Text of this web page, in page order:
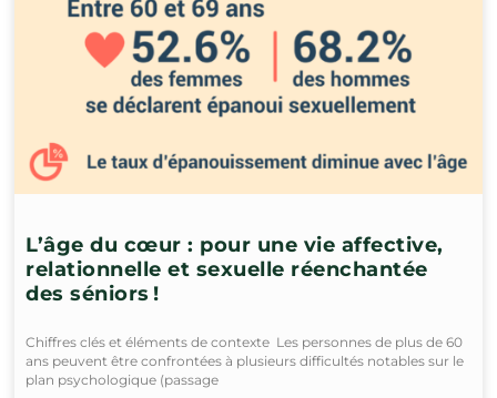
L’âge du cœur : pour une vie affective,
relationnelle et sexuelle réenchantée
des séniors !
Chiffres clés et éléments de contexte Les personnes de plus de 60
ans peuvent être confrontées à plusieurs difficultés notables sur le
plan psychologique (passage